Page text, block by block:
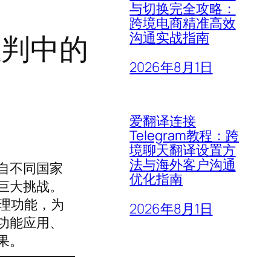
中的
不同国家
挑战。
功能，为
应用、
与切换完全攻略：
跨境电商精准高效
沟通实战指南
2026年8月1日
爱翻译连接
Telegram教程：跨
境聊天翻译设置方
法与海外客户沟通
优化指南
2026年8月1日